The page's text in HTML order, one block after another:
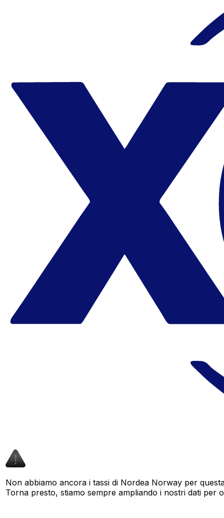
Non abbiamo ancora i tassi di Nordea Norway per
Torna presto, stiamo sempre ampliando i nostri dati per